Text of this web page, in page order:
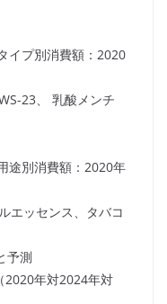
イプ別消費額：2020
23、 乳酸メンチ
途別消費額：2020年
エッセンス、タバコ
予測
2020年対2024年対